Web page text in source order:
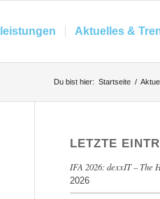
Aktuelles &
Du bist hier: Startseite /
LETZTE
IFA 2026: dexxIT – The
2026